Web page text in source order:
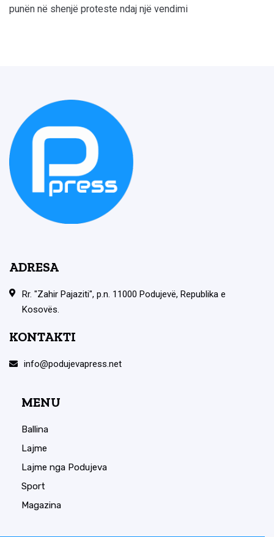
punën në shenjë proteste ndaj një vendimi
ADRESA
Rr. "Zahir Pajaziti", p.n. 11000 Podujevë, Republika e
Kosovës.
KONTAKTI
info@podujevapress.net
MENU
Ballina
Lajme
Lajme nga Podujeva
Sport
Magazina